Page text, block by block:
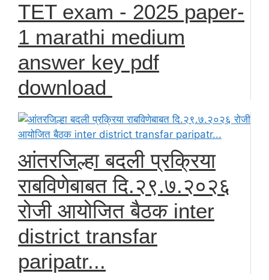
TET exam - 2025 paper-
1 marathi medium
answer key pdf
download
आंतरजिल्हा बदली प्रक्रिया
राबविणेबाबत दि.२९.७.२०२६
रोजी आयोजित बैठक inter
district transfar
paripatr...